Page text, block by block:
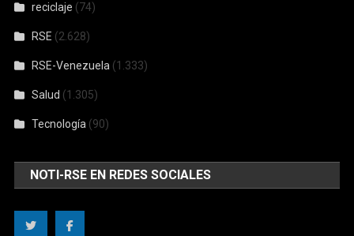
reciclaje (74)
RSE (2.628)
RSE-Venezuela (1.333)
Salud (1.305)
Tecnología (90)
NOTI-RSE EN REDES SOCIALES